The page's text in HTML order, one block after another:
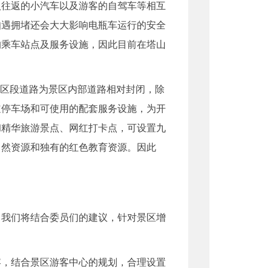
返的小汽车以及游客的自驾车等相互
拥堵还会大大影响电瓶车运行的安全
车站点及服务设施，因此目前在塔山
段道路为景区内部道路相对封闭，除
车场和可使用的配套服务设施，为开
华旅游景点、网红打卡点，可设置九
资源和独有的红色教育资源。因此
们将结合委员们的建议，针对景区增
结合景区游客中心的规划，合理设置